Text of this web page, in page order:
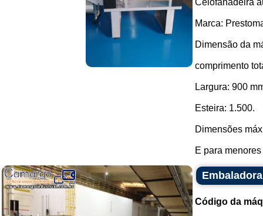
Celofanadeira
Marca:
Dimensão da
comprimento
Largura: 900
Esteira: 1.500.
Dimensões
E para
Código da